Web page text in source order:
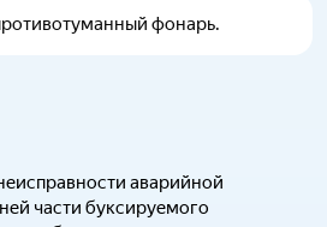
фонарь.
аварийной
части буксируемого